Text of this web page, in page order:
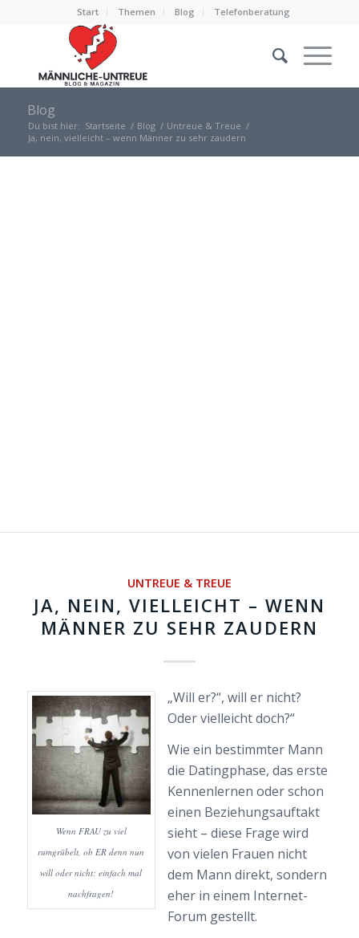
Start Themen Blog Telefonberatung
Blog
Du bist hier: Startseite / Blog / Untreue & Treue /
Ja, nein, vielleicht – wenn Männer zu sehr zaudern
UNTREUE & TREUE
JA, NEIN, VIELLEICHT – WENN
MÄNNER ZU SEHR ZAUDERN
Wenn FRAU zu viel
rumgrübelt, ob ER denn nun
will oder nicht: einfach mal
nachfragen!
„Will er?“, will er nicht?
Oder vielleicht doch?“
Wie ein bestimmter Mann
die Datingphase, das erste
Kennenlernen oder schon
einen Beziehungsauftakt
sieht – diese Frage wird
von vielen Frauen nicht
dem Mann direkt, sondern
eher in einem Internet-
Forum gestellt.